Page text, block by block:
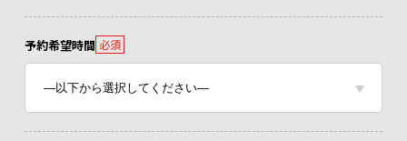
予約希望時間 必須